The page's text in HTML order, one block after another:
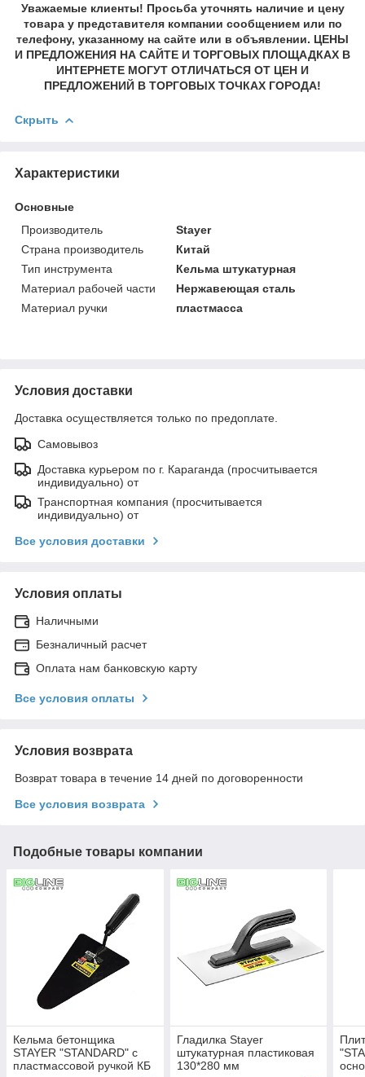
Уважаемые клиенты! Просьба уточнять наличие и цену
товара у представителя компании сообщением или по
телефону, указанному на сайте или в объявлении. ЦЕНЫ
И ПРЕДЛОЖЕНИЯ НА САЙТЕ И ТОРГОВЫХ ПЛОЩАДКАХ В
ИНТЕРНЕТЕ МОГУТ ОТЛИЧАТЬСЯ ОТ ЦЕН И
ПРЕДЛОЖЕНИЙ В ТОРГОВЫХ ТОЧКАХ ГОРОДА!
Скрыть
Характеристики
Основные
Производитель
Stayer
Страна производитель
Китай
Тип инструмента
Кельма штукатурная
Материал рабочей части
Нержавеющая сталь
Материал ручки
пластмасса
Условия доставки
Доставка осуществляется только по предоплате.
Самовывоз
Доставка курьером по г. Караганда (просчитывается
индивидуально) от
Транспортная компания (просчитывается
индивидуально) от
Все условия доставки
Условия оплаты
Наличными
Безналичный расчет
Оплата нам банковскую карту
Все условия оплаты
Условия возврата
Возврат товара в течение 14 дней по договоренности
Все условия возврата
Подобные товары компании
Кельма бетонщика
STAYER "STANDARD" с
пластмассовой ручкой КБ
Гладилка Stayer
штукатурная пластиковая
130*280 мм